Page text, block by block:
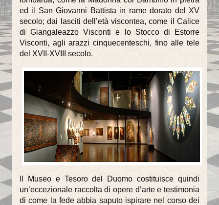
I grandi Cicli Decorativi
Il Museo e il Tesoro
Cultura e musica
La Biblioteca Capitolare
Gli Organi del Duomo
Le Campane del Duomo
Il Sentiero della Bellezza
La Cappella Musicale
Il Duomo racconta...
Informazioni utili
ed il San Giovanni Battista in rame dorato del XV
secolo; dai lasciti dell’età viscontea, come il Calice
di Giangaleazzo Visconti e lo Stocco di Estorre
Visconti, agli arazzi cinquecenteschi, fino alle tele
del XVII-XVIII secolo.
Il Museo e Tesoro del Duomo costituisce quindi
un’eccezionale raccolta di opere d’arte e testimonia
di come la fede abbia saputo ispirare nel corso dei